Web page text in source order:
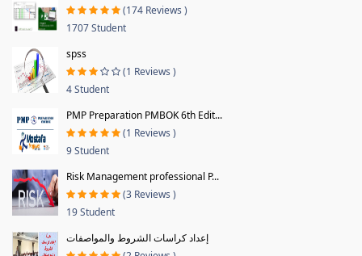
(174 Reviews )
1707 Student
spss
(1 Reviews )
4 Student
PMP Preparation PMBOK 6th Edit...
(1 Reviews )
9 Student
Risk Management professional P...
(3 Reviews )
19 Student
إعداد كراسات الشروط والمواصفات